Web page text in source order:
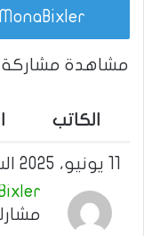
MonaBixler
مشاهدة مشاركة
الكاتب